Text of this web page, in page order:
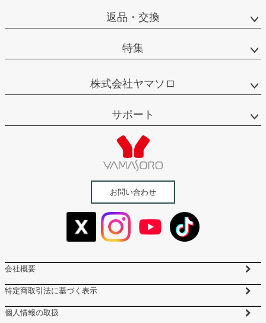
返品・交換
特集
お問い合わせ
株式会社ヤマソロ
サポート
会社概要
特定商取引法に基づく表示
個人情報の取扱